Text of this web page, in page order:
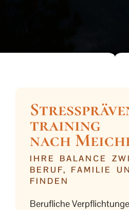
training
nach
IHRE BALANCE
BERUF, FAMILIE
FINDEN
Berufliche